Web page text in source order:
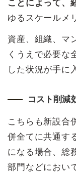
ことによって、
ゆるスケールメ
資産、組織、マ
くうえで必要な
した状況が手に
コスト削減
こちらも新設合
併全てに共通す
になる場合、総
部門などにおい